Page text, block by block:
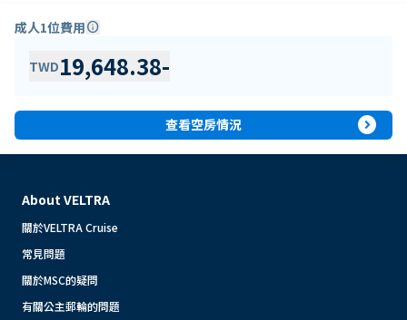
成人1位費用info
TWD19,648.38-
查看空房情況 expand_circle_right
About VELTRA
關於VELTRA Cruise
常見問題
關於MSC的疑問
有關公主郵輪的問題